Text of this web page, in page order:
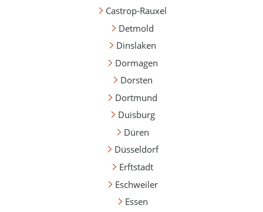
Castrop-Rauxel
Detmold
Dinslaken
Dormagen
Dorsten
Dortmund
Duisburg
Düren
Düsseldorf
Erftstadt
Eschweiler
Essen